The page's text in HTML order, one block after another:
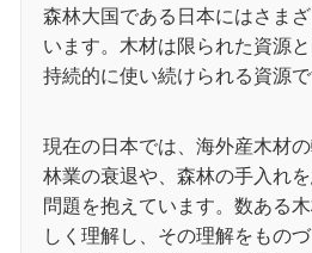
森林大国である日本にはさま
います。木材は限られた資源
持続的に使い続けられる資源で
現在の日本では、海外産木材
林業の衰退や、森林の手入れ
問題を抱えています。数ある
しく理解し、その理解をもの